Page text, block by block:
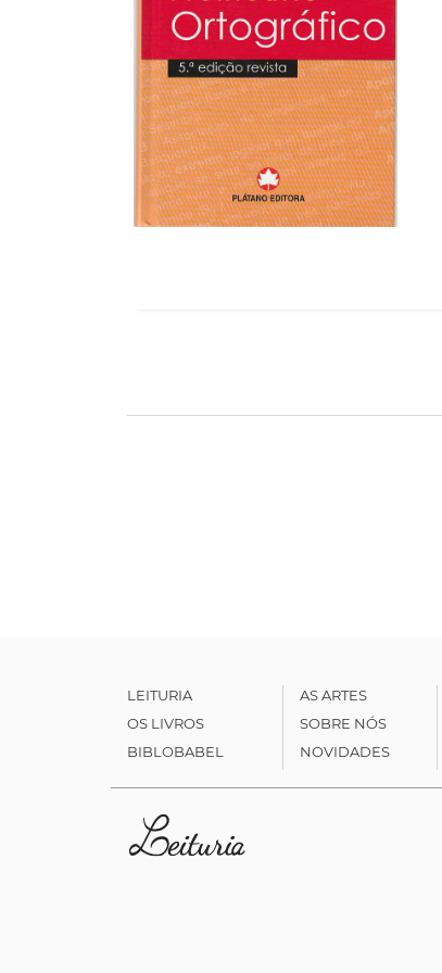
LEITURIA
OS LIVROS
BIBLOBABEL
AS ARTES
SOBRE NÓS
NOVIDADES